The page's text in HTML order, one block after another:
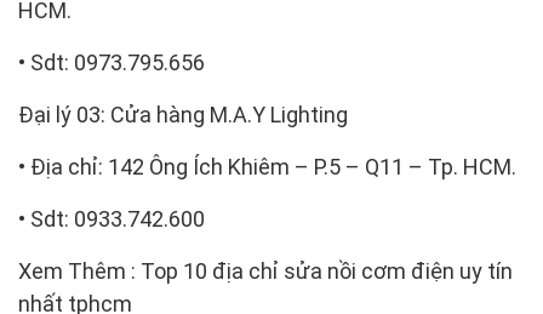
HCM.
• Sdt: 0973.795.656
Đại lý 03: Cửa hàng M.A.Y Lighting
• Địa chỉ: 142 Ông Ích Khiêm – P.5 – Q11 – Tp. HCM.
• Sdt: 0933.742.600
Xem Thêm : Top 10 địa chỉ sửa nồi cơm điện uy tín
nhất tphcm